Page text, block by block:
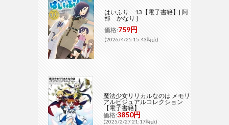
はいふり 13【電子書籍】[ 阿
部 かなり ]
価格:759円
(2026/4/25 15:43時点)
魔法少女リリカルなのは メモリ
アルビジュアルコレクション
【電子書籍】
価格:3850円
(2025/2/27 21:17時点)